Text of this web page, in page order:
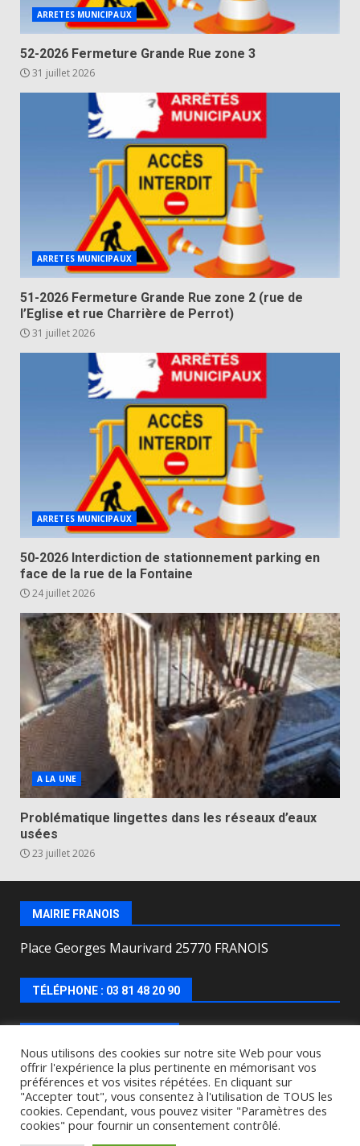
ARRETES MUNICIPAUX
52-2026 Fermeture Grande Rue zone 3
31 juillet 2026
ARRETES MUNICIPAUX
51-2026 Fermeture Grande Rue zone 2 (rue de
l’Eglise et rue Charrière de Perrot)
31 juillet 2026
ARRETES MUNICIPAUX
50-2026 Interdiction de stationnement parking en
face de la rue de la Fontaine
24 juillet 2026
A LA UNE
Problématique lingettes dans les réseaux d’eaux
usées
23 juillet 2026
MAIRIE FRANOIS
Place Georges Maurivard 25770 FRANOIS
TÉLÉPHONE : 03 81 48 20 90
Lundi, mercredi, jeudi, vendredi de : 8h00 à 12h00 et
le Mardi de 9h00 à 12h00 et de 16h30 à 18h30.
Copyright © All rights reserved.
Nous utilisons des cookies sur notre site Web pour vous
offrir l'expérience la plus pertinente en mémorisant vos
préférences et vos visites répétées. En cliquant sur
"Accepter tout", vous consentez à l'utilisation de TOUS les
cookies. Cependant, vous pouvez visiter "Paramètres des
cookies" pour fournir un consentement contrôlé.